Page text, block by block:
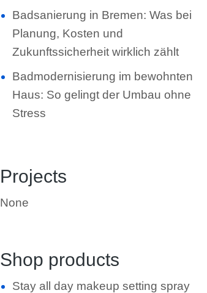
Badsanierung in Bremen: Was bei
Planung, Kosten und
Zukunftssicherheit wirklich zählt
Badmodernisierung im bewohnten
Haus: So gelingt der Umbau ohne
Stress
Projects
None
Shop products
Stay all day makeup setting spray